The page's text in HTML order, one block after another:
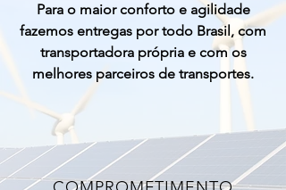
Para o maior conforto e agilidade
fazemos entregas por todo Brasil, com
transportadora própria e com os
melhores parceiros de transportes.